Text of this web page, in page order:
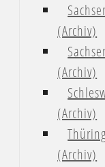
(Archiv)
(Archiv)
(Archiv)
(Archiv)